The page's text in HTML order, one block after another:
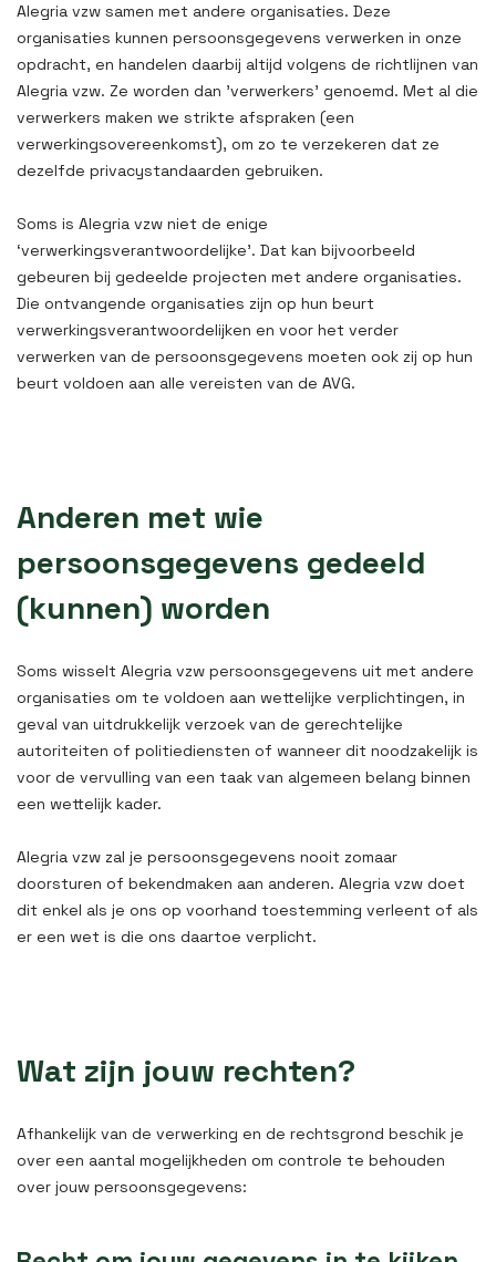
Alegria vzw samen met andere organisaties. Deze
organisaties kunnen persoonsgegevens verwerken in onze
opdracht, en handelen daarbij altijd volgens de richtlijnen van
Alegria vzw. Ze worden dan 'verwerkers' genoemd. Met al die
verwerkers maken we strikte afspraken (een
verwerkingsovereenkomst), om zo te verzekeren dat ze
dezelfde privacystandaarden gebruiken.
Soms is Alegria vzw niet de enige
‘verwerkingsverantwoordelijke’. Dat kan bijvoorbeeld
gebeuren bij gedeelde projecten met andere organisaties.
Die ontvangende organisaties zijn op hun beurt
verwerkingsverantwoordelijken en voor het verder
verwerken van de persoonsgegevens moeten ook zij op hun
beurt voldoen aan alle vereisten van de AVG.
Anderen met wie
persoonsgegevens gedeeld
(kunnen) worden
Soms wisselt Alegria vzw persoonsgegevens uit met andere
organisaties om te voldoen aan wettelijke verplichtingen, in
geval van uitdrukkelijk verzoek van de gerechtelijke
autoriteiten of politiediensten of wanneer dit noodzakelijk is
voor de vervulling van een taak van algemeen belang binnen
een wettelijk kader.
Alegria vzw zal je persoonsgegevens nooit zomaar
doorsturen of bekendmaken aan anderen. Alegria vzw doet
dit enkel als je ons op voorhand toestemming verleent of als
er een wet is die ons daartoe verplicht.
Wat zijn jouw rechten?
Afhankelijk van de verwerking en de rechtsgrond beschik je
over een aantal mogelijkheden om controle te behouden
over jouw persoonsgegevens: